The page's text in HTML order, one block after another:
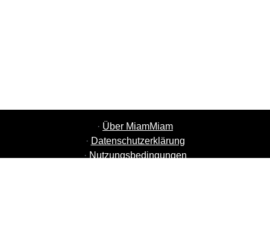
· Über MiamMiam
· Datenschutzerklärung
· Nutzungsbedingungen